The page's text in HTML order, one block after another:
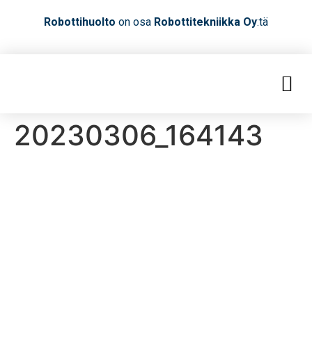
Robottihuolto on osa Robottitekniikka Oy:tä
20230306_164143